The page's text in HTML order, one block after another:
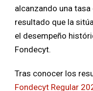
alcanzando una
resultado que la
el desempeño
Fondecyt.
Tras conocer los
Fondecyt Regular